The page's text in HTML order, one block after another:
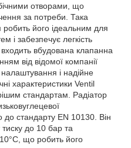
отворами, що
за потреби. Така
робить його ідеальним для
і забезпечує легкість
вбудована клапанна
від відомої компанії
і надійне
характеристики Ventil
стандартам. Радіатор
до стандарту EN 10130. Він
до 10 бар та
що робить його